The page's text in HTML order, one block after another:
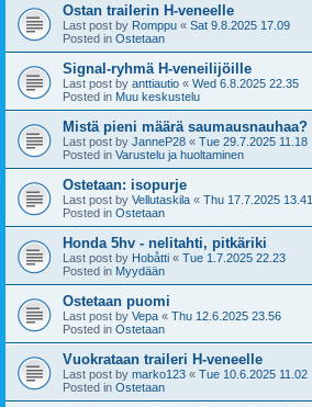
Ostan trailerin H-veneelle
Last post by Romppu « Sat 9.8.2025 17.09
Posted in Ostetaan
Signal-ryhmä H-veneilijöille
Last post by anttiautio « Wed 6.8.2025 22.35
Posted in Muu keskustelu
Mistä pieni määrä saumausnauhaa?
Last post by JanneP28 « Tue 29.7.2025 11.18
Posted in Varustelu ja huoltaminen
Ostetaan: isopurje
Last post by Vellutaskila « Thu 17.7.2025 13.41
Posted in Ostetaan
Honda 5hv - nelitahti, pitkäriki
Last post by Hobåtti « Tue 1.7.2025 22.23
Posted in Myydään
Ostetaan puomi
Last post by Vepa « Thu 12.6.2025 23.56
Posted in Ostetaan
Vuokrataan traileri H-veneelle
Last post by marko123 « Tue 10.6.2025 11.02
Posted in Ostetaan